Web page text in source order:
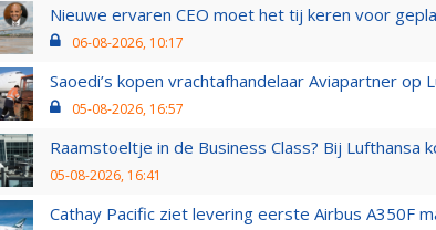
Nieuwe ervaren CEO moet het tij keren voor
06-08-2026, 10:17
Saoedi’s kopen vrachtafhandelaar Aviapartner op
05-08-2026, 16:57
Raamstoeltje in de Business Class? Bij Lufthansa
05-08-2026, 16:41
Cathay Pacific ziet levering eerste Airbus A350F